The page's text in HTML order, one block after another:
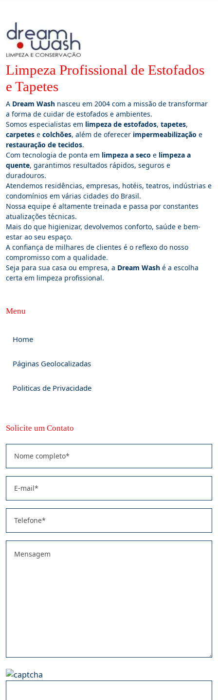
Limpeza Profissional de Estofados
e Tapetes
A Dream Wash nasceu em 2004 com a missão de transformar
a forma de cuidar de estofados e ambientes.
Somos especialistas em limpeza de estofados, tapetes,
carpetes e colchões, além de oferecer impermeabilização e
restauração de tecidos.
Com tecnologia de ponta em limpeza a seco e limpeza a
quente, garantimos resultados rápidos, seguros e
duradouros.
Atendemos residências, empresas, hotéis, teatros, indústrias e
condomínios em várias cidades do Brasil.
Nossa equipe é altamente treinada e passa por constantes
atualizações técnicas.
Mais do que higienizar, devolvemos conforto, saúde e bem-
estar ao seu espaço.
A confiança de milhares de clientes é o reflexo do nosso
compromisso com a qualidade.
Seja para sua casa ou empresa, a Dream Wash é a escolha
certa em limpeza profissional.
Menu
Home
Páginas Geolocalizadas
Politicas de Privacidade
Solicite um Contato